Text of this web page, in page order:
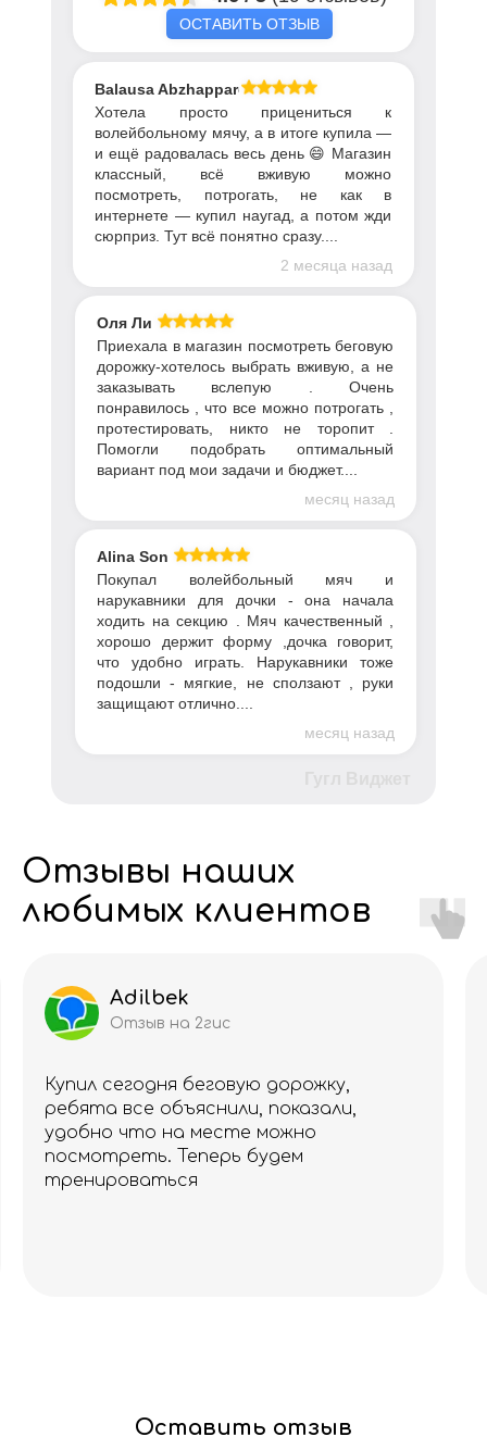
ОСТАВИТЬ ОТЗЫВ
Balausa Abzhapparova
Хотела просто прицениться к
волейбольному мячу, а в итоге купила —
и ещё радовалась весь день 😄 Магазин
классный, всё вживую можно
посмотреть, потрогать, не как в
интернете — купил наугад, а потом жди
сюрприз. Тут всё понятно сразу....
2 месяца назад
Оля Ли
Приехала в магазин посмотреть беговую
дорожку-хотелось выбрать вживую, а не
заказывать вслепую . Очень
понравилось , что все можно потрогать ,
протестировать, никто не торопит .
Помогли подобрать оптимальный
вариант под мои задачи и бюджет....
месяц назад
Alina Son
Покупал волейбольный мяч и
нарукавники для дочки - она начала
ходить на секцию . Мяч качественный ,
хорошо держит форму ,дочка говорит,
что удобно играть. Нарукавники тоже
подошли - мягкие, не сползают , руки
защищают отлично....
месяц назад
Отзывы наших
любимых клиентов
Adilbek
Отзыв на 2гис
Купил сегодня беговую дорожку,
ребята все объяснили, показали,
удобно что на месте можно
посмотреть. Теперь будем
тренироваться
Оставить отзыв